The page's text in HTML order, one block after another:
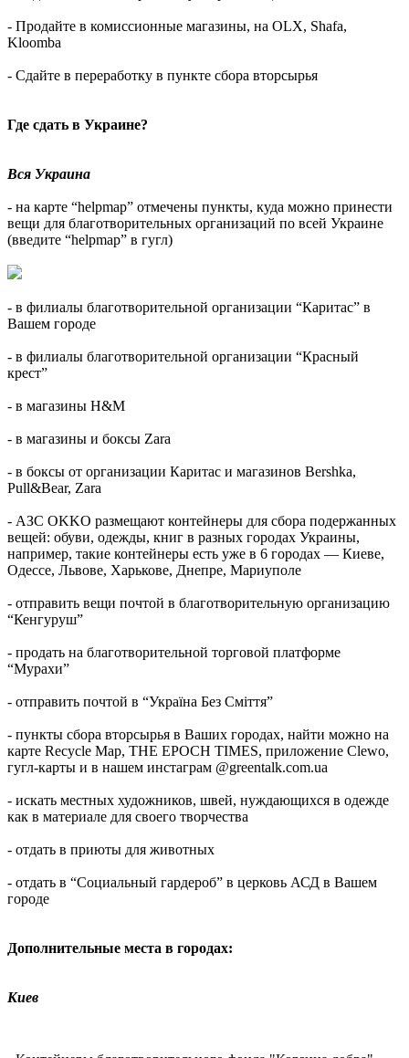
- Продайте в комиссионные магазины, на OLX, Shafa,
Kloomba
- Сдайте в переработку в пункте сбора вторсырья
Где сдать в Украине?
Вся Украина
- на карте “helpmap” отмечены пункты, куда можно принести
вещи для благотворительных организаций по всей Украине
(введите “helpmap” в гугл)
- в филиалы благотворительной организации “Каритас” в
Вашем городе
- в филиалы благотворительной организации “Красный
крест”
- в магазины H&M
- в магазины и боксы Zara
- в боксы от организации Каритас и магазинов Bershka,
Pull&Bear, Zara
- АЗС OKKO размещают контейнеры для сбора подержанных
вещей: обуви, одежды, книг в разных городах Украины,
например, такие контейнеры есть уже в 6 городах — Киеве,
Одессе, Львове, Харькове, Днепре, Мариуполе
- отправить вещи почтой в благотворительную организацию
“Кенгуруш”
- продать на благотворительной торговой платформе
“Мурахи”
- отправить почтой в “Україна Без Сміття”
- пункты сбора вторсырья в Ваших городах, найти можно на
карте Recycle Map, THE EPOCH TIMES, приложение Clewo,
гугл-карты и в нашем инстаграм @greentalk.com.ua
- искать местных художников, швей, нуждающихся в одежде
как в материале для своего творчества
- отдать в приюты для животных
- отдать в “Социальный гардероб” в церковь АСД в Вашем
городе
Дополнительные места в городах:
Киев